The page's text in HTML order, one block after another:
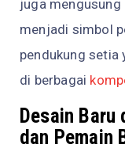
juga mengusung
menjadi simbol
pendukung setia
di berbagai
Desain
dan Pemain